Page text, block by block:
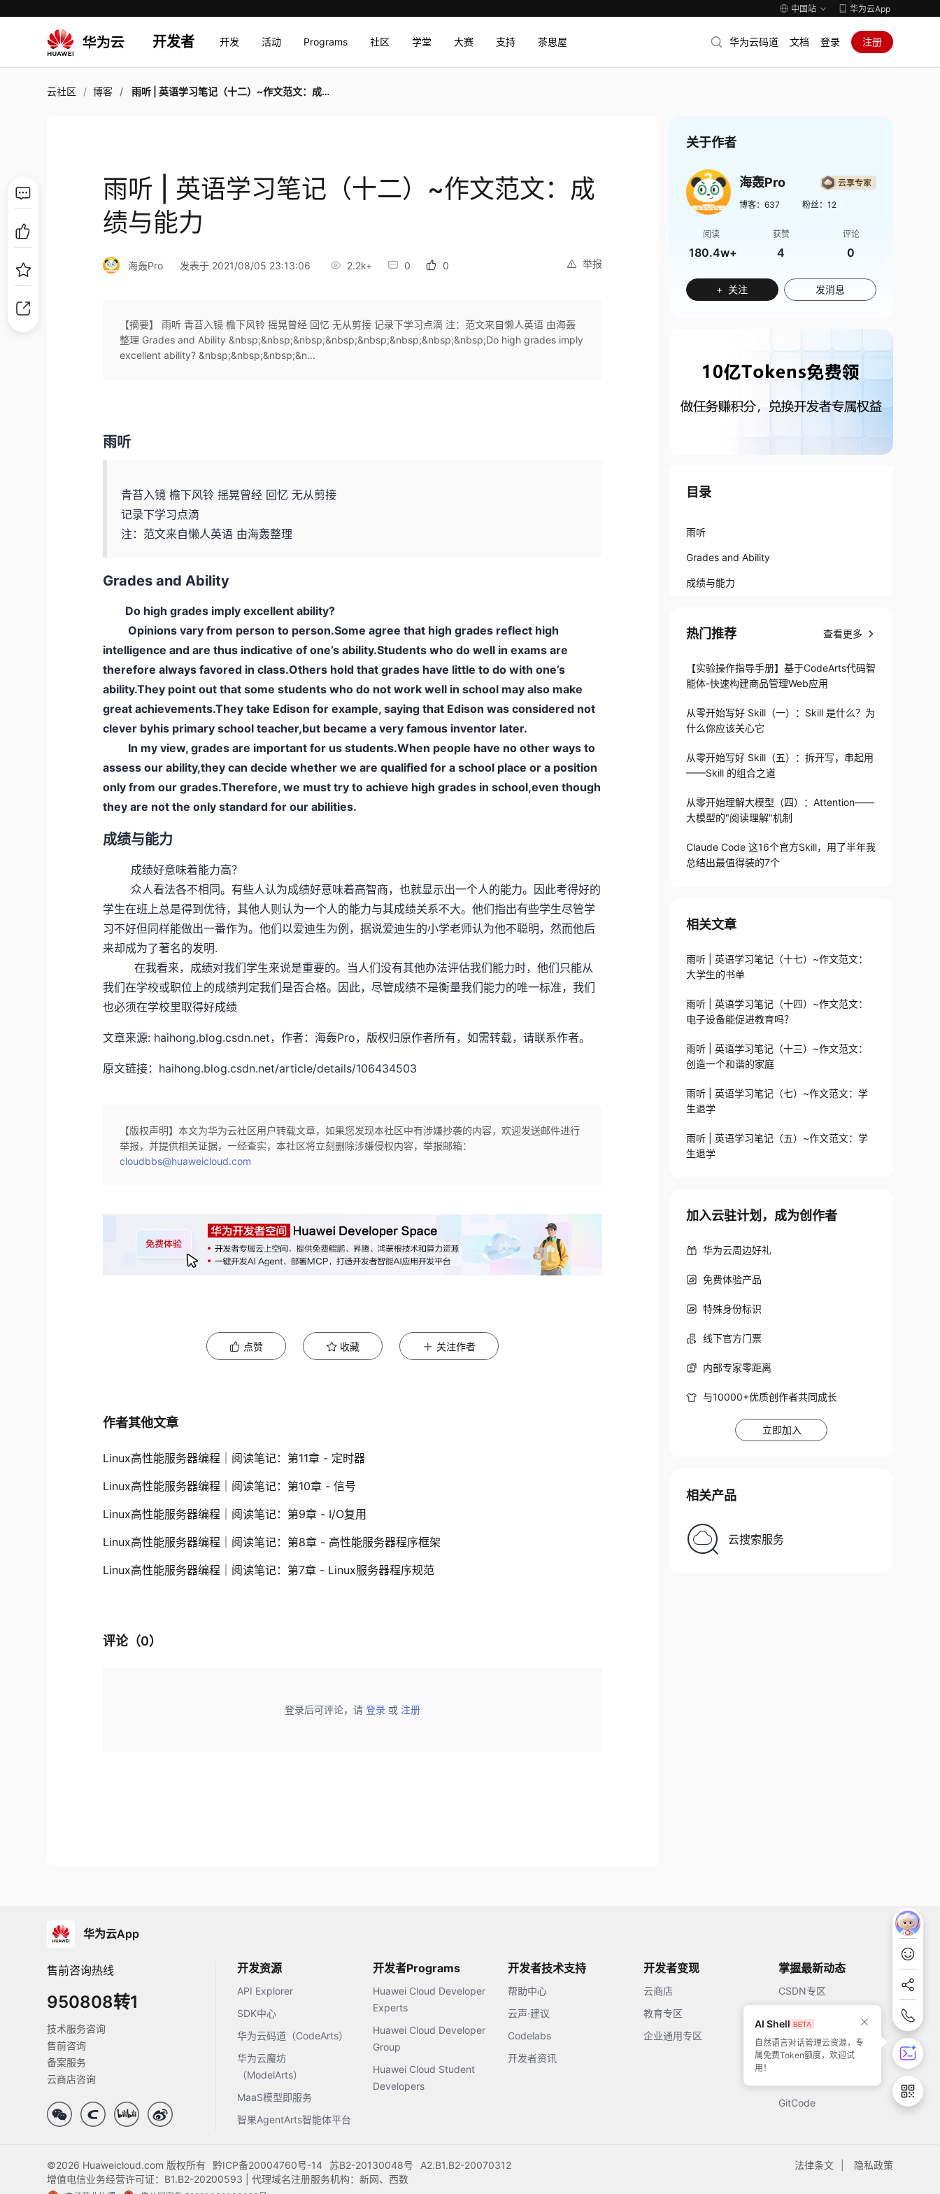
中国站 华为云App
开发者 开发 活动 Programs 社区 学堂 大赛 支持 茶思屋 华为云码道 文档 登录 注册
云社区 博客 雨听 | 英语学习笔记（十二）~作文范文：成绩与能力
雨听 | 英语学习笔记（十二）~作文范文：成
绩与能力
举报
海轰Pro 发表于 2021/08/05 23:13:06 2.2k+ 0 0
【摘要】 雨听 青苔入镜 檐下风铃 摇晃曾经 回忆 无从剪接 记录下学习点滴 注：范文来自懒人英语 由海轰
整理 Grades and Ability &nbsp;&nbsp;&nbsp;&nbsp;&nbsp;&nbsp;&nbsp;&nbsp;Do high grades imply
excellent ability? &nbsp;&nbsp;&nbsp;&n...
雨听
青苔入镜 檐下风铃 摇晃曾经 回忆 无从剪接
记录下学习点滴
注：范文来自懒人英语 由海轰整理
Grades and Ability
Do high grades imply excellent ability?
Opinions vary from person to person.Some agree that high grades reflect high
intelligence and are thus indicative of one’s ability.Students who do well in exams are
therefore always favored in class.Others hold that grades have little to do with one’s
ability.They point out that some students who do not work well in school may also make
great achievements.They take Edison for example, saying that Edison was considered not
clever byhis primary school teacher,but became a very famous inventor later.
In my view, grades are important for us students.When people have no other ways to
assess our ability,they can decide whether we are qualified for a school place or a position
only from our grades.Therefore, we must try to achieve high grades in school,even though
they are not the only standard for our abilities.
成绩与能力
成绩好意味着能力高？
众人看法各不相同。有些人认为成绩好意味着高智商，也就显示出一个人的能力。因此考得好的
学生在班上总是得到优待，其他人则认为一个人的能力与其成绩关系不大。他们指出有些学生尽管学
习不好但同样能做出一番作为。他们以爱迪生为例，据说爱迪生的小学老师认为他不聪明，然而他后
来却成为了著名的发明.
在我看来，成绩对我们学生来说是重要的。当人们没有其他办法评估我们能力时，他们只能从
我们在学校或职位上的成绩判定我们是否合格。因此，尽管成绩不是衡量我们能力的唯一标准，我们
也必须在学校里取得好成绩
文章来源: haihong.blog.csdn.net，作者：海轰Pro，版权归原作者所有，如需转载，请联系作者。
原文链接：haihong.blog.csdn.net/article/details/106434503
【版权声明】本文为华为云社区用户转载文章，如果您发现本社区中有涉嫌抄袭的内容，欢迎发送邮件进行
举报，并提供相关证据，一经查实，本社区将立刻删除涉嫌侵权内容，举报邮箱：
cloudbbs@huaweicloud.com
点赞 收藏 关注作者
作者其他文章
Linux高性能服务器编程｜阅读笔记：第11章 - 定时器
Linux高性能服务器编程｜阅读笔记：第10章 - 信号
Linux高性能服务器编程｜阅读笔记：第9章 - I/O复用
Linux高性能服务器编程｜阅读笔记：第8章 - 高性能服务器程序框架
Linux高性能服务器编程｜阅读笔记：第7章 - Linux服务器程序规范
评论（0）
登录后可评论，请 登录 或 注册
关于作者
海轰Pro
博客： 637 粉丝： 12
阅读
180.4w+
获赞
4
评论
0
+ 关注 发消息
目录
雨听
Grades and Ability
成绩与能力
热门推荐 查看更多
【实验操作指导手册】基于CodeArts代码智
能体-快速构建商品管理Web应用
从零开始写好 Skill（一）：Skill 是什么？为
什么你应该关心它
从零开始写好 Skill（五）：拆开写，串起用
——Skill 的组合之道
从零开始理解大模型（四）：Attention——
大模型的"阅读理解"机制
Claude Code 这16个官方Skill，用了半年我
总结出最值得装的7个
相关文章
雨听 | 英语学习笔记（十七）~作文范文：
大学生的书单
雨听 | 英语学习笔记（十四）~作文范文：
电子设备能促进教育吗？
雨听 | 英语学习笔记（十三）~作文范文：
创造一个和谐的家庭
雨听 | 英语学习笔记（七）~作文范文：学
生退学
雨听 | 英语学习笔记（五）~作文范文：学
生退学
加入云驻计划，成为创作者
华为云周边好礼
免费体验产品
特殊身份标识
线下官方门票
内部专家零距离
与10000+优质创作者共同成长
立即加入
相关产品
云搜索服务
AI Shell
自然语言对话管理云资源，专
属免费Token额度，欢迎试
用！
华为云App
售前咨询热线
950808转1
技术服务咨询
售前咨询
备案服务
云商店咨询
开发资源
API Explorer
SDK中心
华为云码道（CodeArts）
华为云魔坊
（ModelArts）
MaaS模型即服务
智果AgentArts智能体平台
开发者Programs
Huawei Cloud Developer
Experts
Huawei Cloud Developer
Group
Huawei Cloud Student
Developers
开发者技术支持
帮助中心
云声·建议
Codelabs
开发者资讯
开发者变现
云商店
教育专区
企业通用专区
掌握最新动态
CSDN专区
开源中国
51CTO
GitCode
法律条文 隐私政策
©2026 Huaweicloud.com 版权所有 黔ICP备20004760号-14 苏B2-20130048号
A2.B1.B2-20070312
增值电信业务经营许可证：B1.B2-20200593 | 代理域名注册服务机构：新网、西数